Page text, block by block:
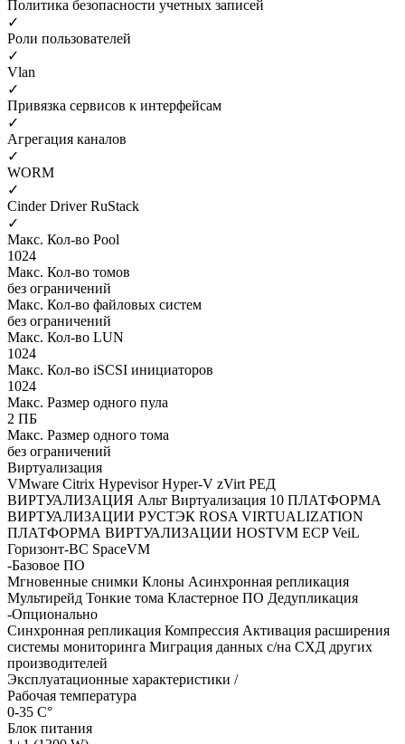
Политика безопасности учетных записей
✓
Роли пользователей
✓
Vlan
✓
Привязка сервисов к интерфейсам
✓
Агрегация каналов
✓
WORM
✓
Cinder Driver RuStack
✓
Макс. Кол-во Pool
1024
Макс. Кол-во томов
без ограничений
Макс. Кол-во файловых систем
без ограничений
Макс. Кол-во LUN
1024
Макс. Кол-во iSCSI инициаторов
1024
Макс. Размер одного пула
2 ПБ
Макс. Размер одного тома
без ограничений
Виртуализация
VMware Citrix Hypevisor Hyper-V zVirt РЕД
ВИРТУАЛИЗАЦИЯ Альт Виртуализация 10 ПЛАТФОРМА
ВИРТУАЛИЗАЦИИ РУСТЭК ROSA VIRTUALIZATION
ПЛАТФОРМА ВИРТУАЛИЗАЦИИ HOSTVM ECP VeiL
Горизонт-ВС SpaceVM
-Базовое ПО
Мгновенные снимки Клоны Асинхронная репликация
Мультирейд Тонкие тома Кластерное ПО Дедупликация
-Опционально
Синхронная репликация Компрессия Активация расширения
системы мониторинга Миграция данных с/на СХД других
производителей
Эксплуатационные характеристики /
Рабочая температура
0-35 C°
Блок питания